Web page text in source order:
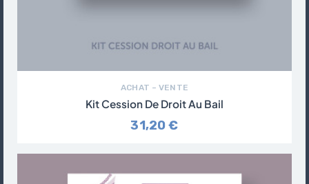
ACHAT – VENTE
Kit Cession De Droit Au Bail
31,20 €